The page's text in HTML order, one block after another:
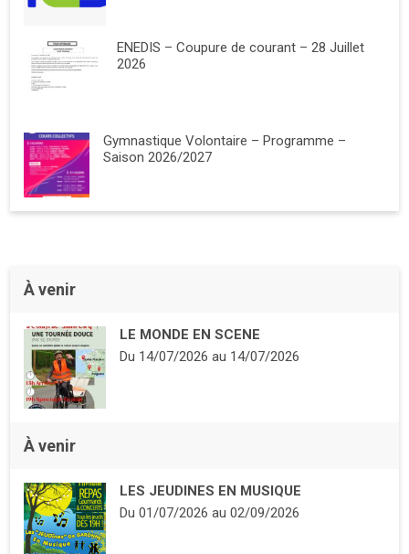
ENEDIS – Coupure de courant – 28 Juillet
2026
Gymnastique Volontaire – Programme –
Saison 2026/2027
À venir
LE MONDE EN SCENE
Du 14/07/2026au 14/07/2026
À venir
LES JEUDINES EN MUSIQUE
Du 01/07/2026au 02/09/2026